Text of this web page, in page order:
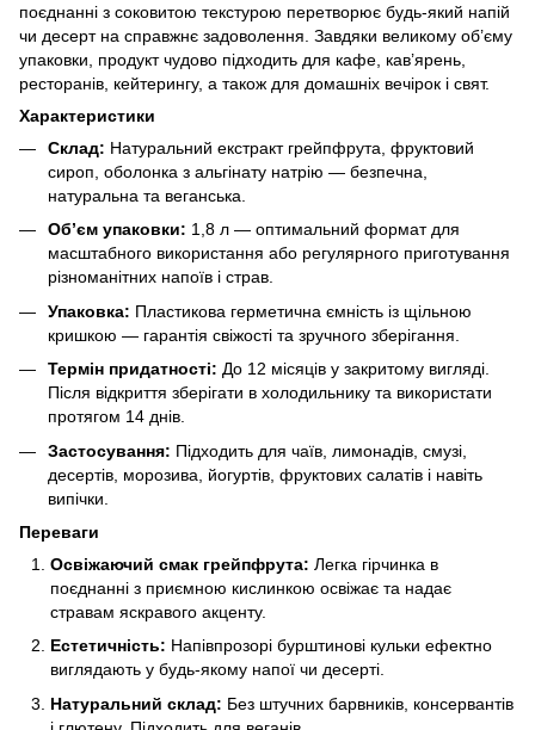
поєднанні з соковитою текстурою перетворює будь-який напій
чи десерт на справжнє задоволення. Завдяки великому об’єму
упаковки, продукт чудово підходить для кафе, кав’ярень,
ресторанів, кейтерингу, а також для домашніх вечірок і свят.
Характеристики
Склад: Натуральний екстракт грейпфрута, фруктовий
сироп, оболонка з альгінату натрію — безпечна,
натуральна та веганська.
Об’єм упаковки: 1,8 л — оптимальний формат для
масштабного використання або регулярного приготування
різноманітних напоїв і страв.
Упаковка: Пластикова герметична ємність із щільною
кришкою — гарантія свіжості та зручного зберігання.
Термін придатності: До 12 місяців у закритому вигляді.
Після відкриття зберігати в холодильнику та використати
протягом 14 днів.
Застосування: Підходить для чаїв, лимонадів, смузі,
десертів, морозива, йогуртів, фруктових салатів і навіть
випічки.
Переваги
Освіжаючий смак грейпфрута: Легка гірчинка в
поєднанні з приємною кислинкою освіжає та надає
стравам яскравого акценту.
Естетичність: Напівпрозорі бурштинові кульки ефектно
виглядають у будь-якому напої чи десерті.
Натуральний склад: Без штучних барвників, консервантів